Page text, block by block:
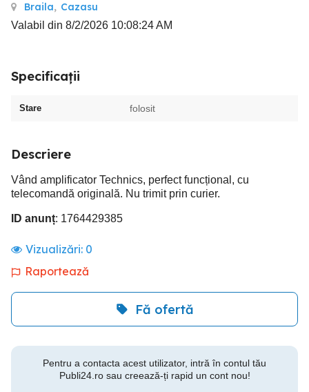
Braila, Cazasu
Valabil din 8/2/2026 10:08:24 AM
Specificații
Stare folosit
Descriere
Vând amplificator Technics, perfect funcțional, cu
telecomandă originală. Nu trimit prin curier.
ID anunț: 1764429385
Vizualizări: 0
Raportează
Fă ofertă
Pentru a contacta acest utilizator, intră în contul tău
Publi24.ro sau creează-ți rapid un cont nou!